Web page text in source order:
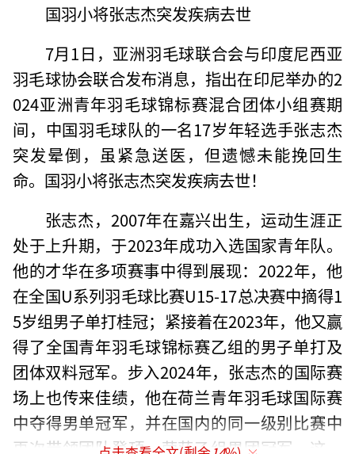
国羽小将张志杰突发疾病去世
7月1日，亚洲羽毛球联合会与印度尼西亚
羽毛球协会联合发布消息，指出在印尼举办的2
024亚洲青年羽毛球锦标赛混合团体小组赛期
间，中国羽毛球队的一名17岁年轻选手张志杰
突发晕倒，虽紧急送医，但遗憾未能挽回生
命。国羽小将张志杰突发疾病去世！
张志杰，2007年在嘉兴出生，运动生涯正
处于上升期，于2023年成功入选国家青年队。
他的才华在多项赛事中得到展现：2022年，他
在全国U系列羽毛球比赛U15-17总决赛中摘得1
5岁组男子单打桂冠；紧接着在2023年，他又赢
得了全国青年羽毛球锦标赛乙组的男子单打及
团体双料冠军。步入2024年，张志杰的国际赛
场上也传来佳绩，他在荷兰青年羽毛球国际赛
中夺得男单冠军，并在国内的同一级别比赛中
再次带领团队登顶，荣获乙组男团冠军。这一